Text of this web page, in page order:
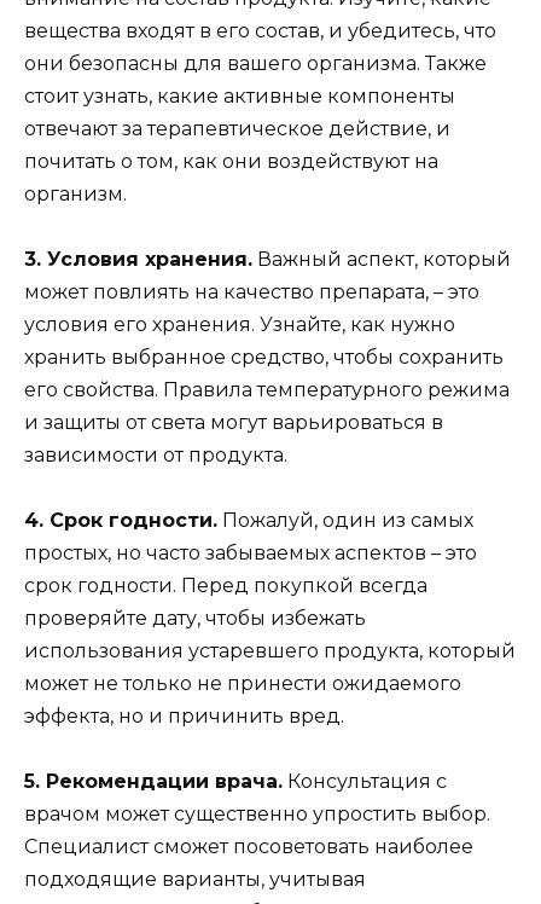
вещества входят в его состав, и убедитесь, что
они безопасны для вашего организма. Также
стоит узнать, какие активные компоненты
отвечают за терапевтическое действие, и
почитать о том, как они воздействуют на
организм.
3. Условия хранения. Важный аспект, который
может повлиять на качество препарата, – это
условия его хранения. Узнайте, как нужно
хранить выбранное средство, чтобы сохранить
его свойства. Правила температурного режима
и защиты от света могут варьироваться в
зависимости от продукта.
4. Срок годности. Пожалуй, один из самых
простых, но часто забываемых аспектов – это
срок годности. Перед покупкой всегда
проверяйте дату, чтобы избежать
использования устаревшего продукта, который
может не только не принести ожидаемого
эффекта, но и причинить вред.
5. Рекомендации врача. Консультация с
врачом может существенно упростить выбор.
Специалист сможет посоветовать наиболее
подходящие варианты, учитывая